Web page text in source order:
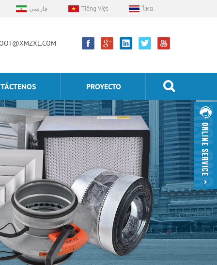
فارسی Tiếng Việt ไทย
PROYECTO